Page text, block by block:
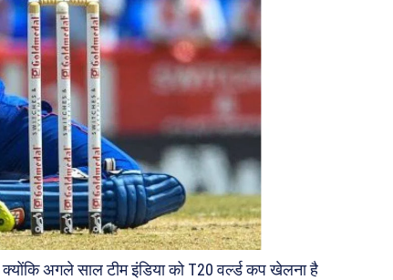
अगले साल टीम इंडिया को T20 वर्ल्ड कप खेलना है